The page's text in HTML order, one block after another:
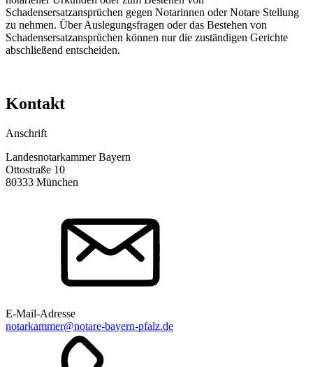
Schadensersatzansprüchen gegen Notarinnen oder Notare Stellung
zu nehmen. Über Auslegungsfragen oder das Bestehen von
Schadensersatzansprüchen können nur die zuständigen Gerichte
abschließend entscheiden.
Kontakt
Anschrift
Landesnotarkammer Bayern
Ottostraße 10
80333 München
E-Mail-Adresse
notarkammer@notare-bayern-pfalz.de